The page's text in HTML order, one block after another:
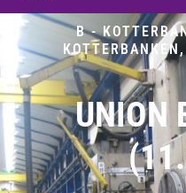
B -
UNION